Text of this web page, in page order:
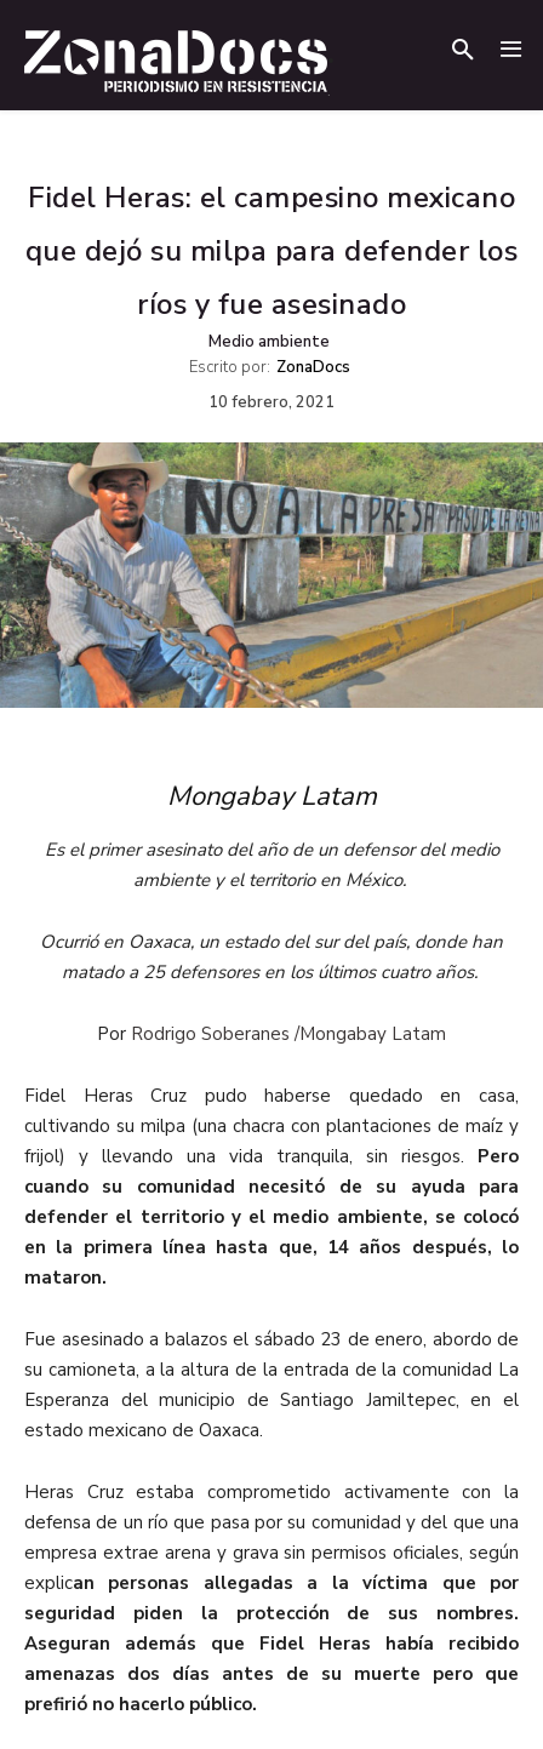
Fidel Heras: el campesino mexicano
que dejó su milpa para defender los
ríos y fue asesinado
Medio ambiente
Escrito por: ZonaDocs
10 febrero, 2021
Mongabay Latam
Es el primer asesinato del año de un defensor del medio
ambiente y el territorio en México.
Ocurrió en Oaxaca, un estado del sur del país, donde han
matado a 25 defensores en los últimos cuatro años.
Por Rodrigo Soberanes /Mongabay Latam
Fidel Heras Cruz pudo haberse quedado en casa,
cultivando su milpa (una chacra con plantaciones de maíz y
frijol) y llevando una vida tranquila, sin riesgos. Pero
cuando su comunidad necesitó de su ayuda para
defender el territorio y el medio ambiente, se colocó
en la primera línea hasta que, 14 años después, lo
mataron.
Fue asesinado a balazos el sábado 23 de enero, abordo de
su camioneta, a la altura de la entrada de la comunidad La
Esperanza del municipio de Santiago Jamiltepec, en el
estado mexicano de Oaxaca.
Heras Cruz estaba comprometido activamente con la
defensa de un río que pasa por su comunidad y del que una
empresa extrae arena y grava sin permisos oficiales, según
explican personas allegadas a la víctima que por
seguridad piden la protección de sus nombres.
Aseguran además que Fidel Heras había recibido
amenazas dos días antes de su muerte pero que
prefirió no hacerlo público.